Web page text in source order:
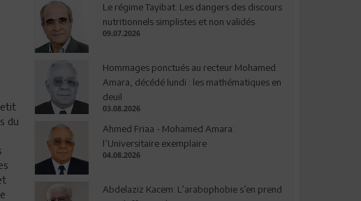
du
Le régime Tayibat: Les dangers des discours
nutritionnels simplistes et non validés
09.07.2026
Hommages ponctués au recteur Mohamed
Amara, décédé lundi : les mathématiques en
deuil
03.08.2026
Ahmed Friaa - Mohamed Amara:
l’Universitaire exemplaire
04.08.2026
Abdelaziz Kacem: L’arabophobie s’en prend